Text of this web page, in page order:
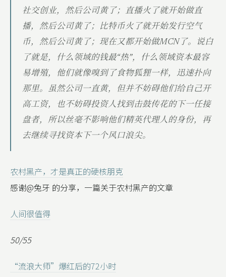
社交创业，然后公司黄了；直播火了就开始做直
播，然后公司黄了；比特币火了就开始发行空气
币，然后公司黄了；现在又都开始做MCN了。说白
了就是，什么领域的钱最“热”，什么领域资本最容
易增殖，他们就像嗅到了食物狐狸一样，迅速扑向
那里。虽然公司一直黄，但并不妨碍他们给自己开
高工资，也不妨碍投资人找到击鼓传花的下一任接
盘者，所以丝毫不影响他们精英代理人的身份，再
去继续寻找资本下一个风口浪尖。
农村黑产，才是真正的硬核朋克
感谢@兔牙 的分享，一篇关于农村黑产的文章
人间很值得
50/55
“流浪大师”爆红后的72小时